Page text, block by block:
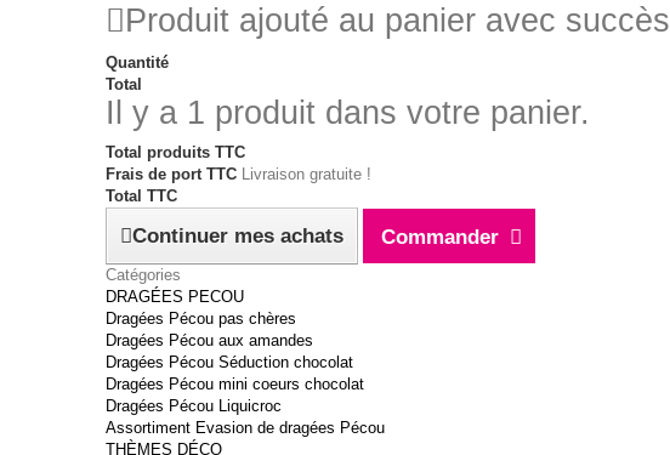
Produit ajouté au panier avec succès
Quantité
Total
Il y a 1 produit dans votre panier.
Total produits TTC
Frais de port TTC Livraison gratuite !
Total TTC
Continuer mes achats Commander
Catégories
DRAGÉES PECOU
Dragées Pécou pas chères
Dragées Pécou aux amandes
Dragées Pécou Séduction chocolat
Dragées Pécou mini coeurs chocolat
Dragées Pécou Liquicroc
Assortiment Evasion de dragées Pécou
THÈMES DÉCO